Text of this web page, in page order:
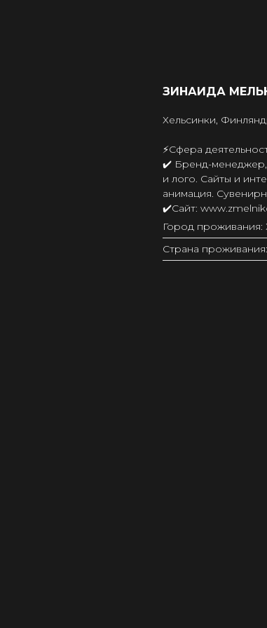
ЗИНАИДА
Хельсинки,
⚡️Сфера
✔️ Бренд-менеджер,
и лого. Сайты и
анимация.
✔️Сайт:
Город проживания:
Страна